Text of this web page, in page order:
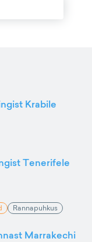
Krabile
Tenerifele
Rannapuhkus
Marrakechi